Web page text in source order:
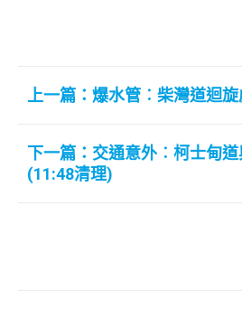
上一篇：爆水管︰柴灣道迴
下一篇：交通意外︰柯士甸
(11:48清理)